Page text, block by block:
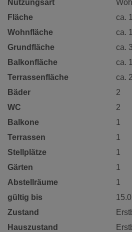
Nutzungsart
Fläche
ca.
Wohnfläche ca.
Grundfläche ca.
Balkonfläche ca.
Terrassenfläche ca.
Bäder
2
WC
2
Balkone
1
Terrassen
1
Stellplätze
1
Gärten
1
Abstellräume
1
gültig bis
Zustand
Hauszustand